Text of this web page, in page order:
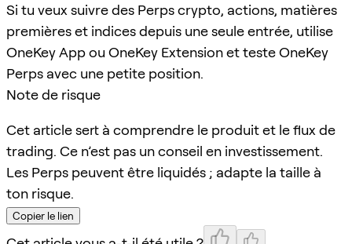
Si tu veux suivre des Perps crypto, actions, matières
premières et indices depuis une seule entrée, utilise
OneKey App ou OneKey Extension et teste OneKey
Perps avec une petite position.
Note de risque
Cet article sert à comprendre le produit et le flux de
trading. Ce n’est pas un conseil en investissement.
Les Perps peuvent être liquidés ; adapte la taille à
ton risque.
Copier le lien